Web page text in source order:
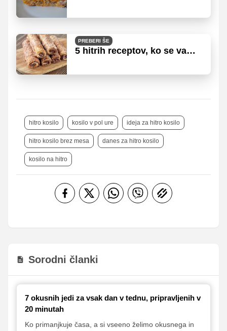
PREBERI ŠE
5 hitrih receptov, ko se vam
sladkega
hitro kosilo kosilo v pol ure ideja za hitro kosilo
hitro kosilo brez mesa danes za hitro kosilo
kosilo na hitro
Sorodni članki
7 okusnih jedi za vsak dan v tednu, pripravljenih v
20 minutah
Ko primanjkuje časa, a si vseeno želimo okusnega in